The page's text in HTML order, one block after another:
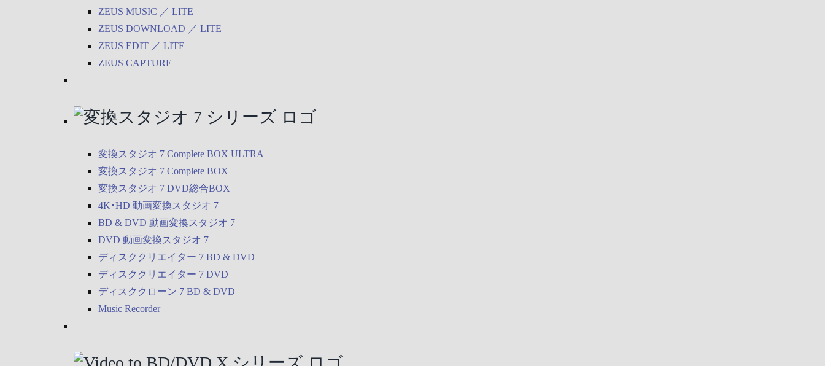
ZEUS MUSIC ／ LITE
ZEUS DOWNLOAD ／ LITE
ZEUS EDIT ／ LITE
ZEUS CAPTURE
変換スタジオ 7 Complete BOX ULTRA
変換スタジオ 7 Complete BOX
変換スタジオ 7 DVD総合BOX
4K･HD 動画変換スタジオ 7
BD & DVD 動画変換スタジオ 7
DVD 動画変換スタジオ 7
ディスククリエイター 7 BD & DVD
ディスククリエイター 7 DVD
ディスククローン 7 BD & DVD
Music Recorder